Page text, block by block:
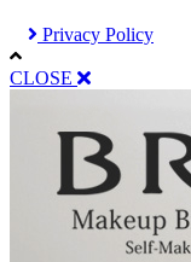
Privacy Policy
CLOSE